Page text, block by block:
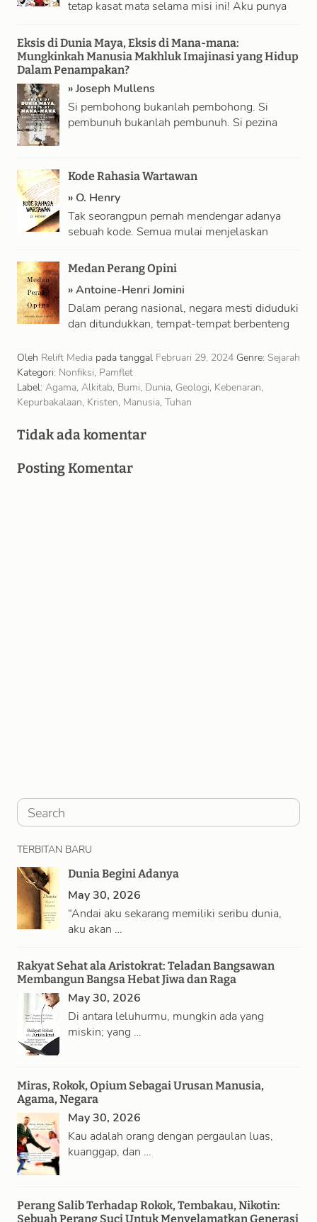
tetap kasat mata selama misi ini! Aku punya
Eksis di Dunia Maya, Eksis di Mana-mana:
Mungkinkah Manusia Makhluk Imajinasi yang Hidup
Dalam Penampakan?
»Joseph Mullens
Si pembohong bukanlah pembohong. Si
pembunuh bukanlah pembunuh. Si pezina
Kode Rahasia Wartawan
» O. Henry
Tak seorangpun pernah mendengar adanya
sebuah kode. Semua mulai menjelaskan
tak pernah menggunakan kode—yakni …
Medan Perang Opini
»Antoine-Henri Jomini
Dalam perang nasional, negara mesti diduduki
dan ditundukkan, tempat-tempat berbenteng
mesti dihancurkan; sedangkan dalam …
Oleh Relift Media pada tanggal Februari 29, 2024 Genre: Sejarah
Kategori: Nonfiksi, Pamflet
Label: Agama, Alkitab, Bumi, Dunia, Geologi, Kebenaran,
Kepurbakalaan, Kristen, Manusia, Tuhan
Tidak ada komentar
Posting Komentar
S
a
r
c
h
TERBITAN BARU
Dunia Begini Adanya
May 30, 2026
“Andai aku sekarang memiliki seribu dunia,
aku akan …
Rakyat Sehat ala Aristokrat: Teladan Bangsawan
Membangun Bangsa Hebat Jiwa dan Raga
May 30, 2026
Di antara leluhurmu, mungkin ada yang
miskin; yang …
Miras, Rokok, Opium Sebagai Urusan Manusia,
Agama, Negara
May 30, 2026
Kau adalah orang dengan pergaulan luas,
kuanggap, dan …
Perang Salib Terhadap Rokok, Tembakau, Nikotin:
Sebuah Perang Suci Untuk Menyelamatkan Generasi